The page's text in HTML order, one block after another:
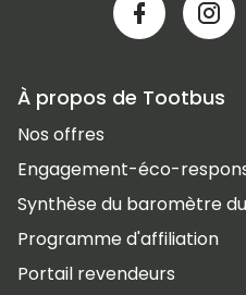
À propos de Tootbus
Nos offres
Engagement-éco-
Synthèse du baromètre
Programme d'affiliation
Portail revendeurs